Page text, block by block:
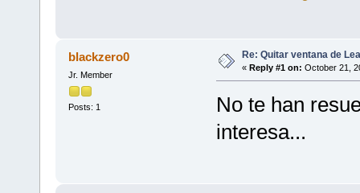
blackzero0
Jr. Member
Posts: 1
Re: Quitar ventana de
« Reply #1 on: October 21,
No te han
interesa...